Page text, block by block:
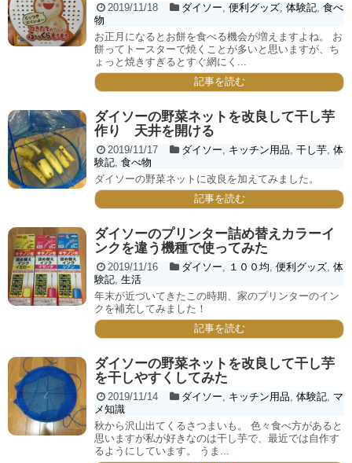
2019/11/18 ダイソー 便利グッズ, 体験記, 食べ
物
お正月になるとお餅を食べる機会が増えますよね。 お
餅ってトースターで焼くことが多いと思いますが、ち
ょっと焼きすぎるとすぐ網にく...
記事を読む
ダイソーの野菜ネットを改良して干し芋
作り 天井を開ける
2019/11/17 ダイソー キッチン用品 干し芋, 体
験記 食べ物
ダイソーの野菜ネットに改良を加えてみました。
記事を読む
ダイソーのプリンター詰め替えカラーイ
ンクを違う機種で使ってみた
2019/11/16 ダイソー １００均 便利グッズ, 体
験記 生活
年末が近づいてきたこの時期、家のプリンターのイン
クを補充してみました！
記事を読む
ダイソーの野菜ネットを改良して干し芋
を干しやすくしてみた
2019/11/14 ダイソー キッチン用品 体験記, マ
メ知識
秋から沢山出てくるさつまいも。 色々食べ方があると
思いますが私が好きなのは干し芋で、最近では自作す
るようにしています。 うま...